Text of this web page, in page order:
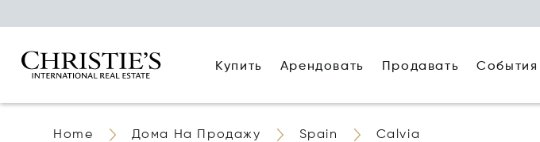
Купить Арендовать Продавать События
Home Дома На Продажу Spain Calvia